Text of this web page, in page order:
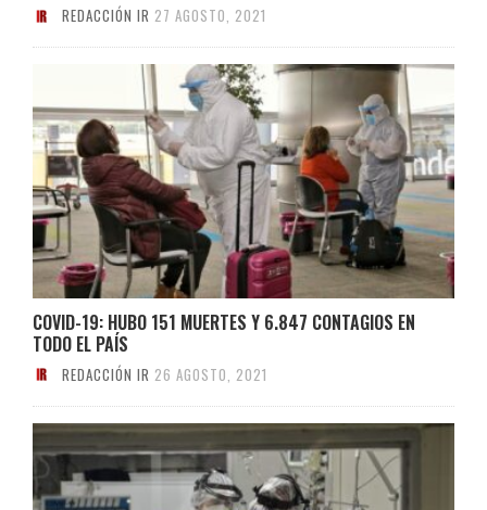
REDACCIÓN IR 27 AGOSTO, 2021
COVID-19: HUBO 151 MUERTES Y 6.847 CONTAGIOS EN
TODO EL PAÍS
REDACCIÓN IR 26 AGOSTO, 2021